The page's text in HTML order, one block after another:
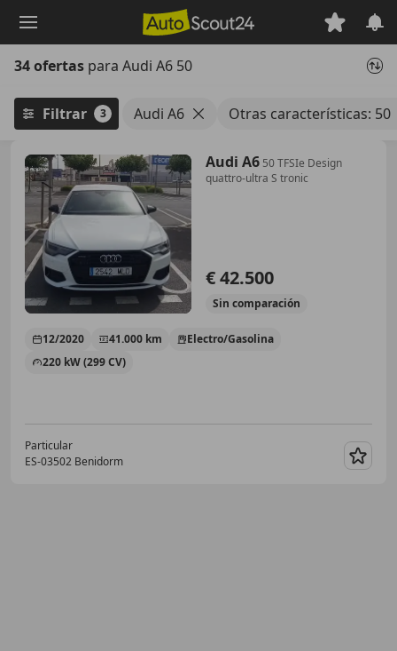
principal
34 ofertas para Audi A6 50
Filtrar 3 Audi A6 Otras características: 50
Audi A6 50 TFSIe Design
quattro-ultra S tronic
€ 42.500
Sin comparación
12/2020 41.000 km
Electro/Gasolina
220 kW (299 CV)
Particular
ES-03502 Benidorm